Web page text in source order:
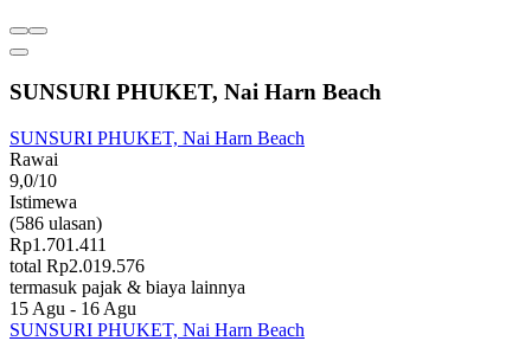
SUNSURI PHUKET, Nai Harn Beach
SUNSURI PHUKET, Nai Harn Beach
Rawai
9,0/10
Istimewa
(586 ulasan)
Rp1.701.411
total Rp2.019.576
termasuk pajak & biaya lainnya
15 Agu - 16 Agu
SUNSURI PHUKET, Nai Harn Beach